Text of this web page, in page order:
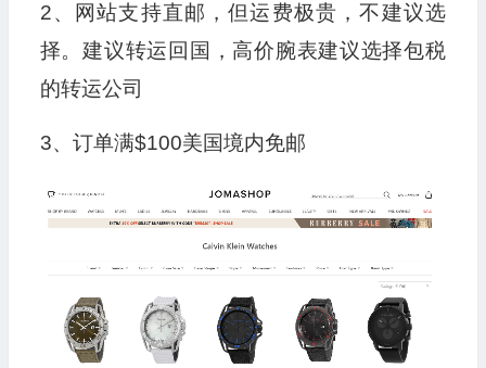
2、网站支持直邮，但运费极贵，不建议选
择。建议转运回国，高价腕表建议选择包税
的转运公司
3、订单满$100美国境内免邮